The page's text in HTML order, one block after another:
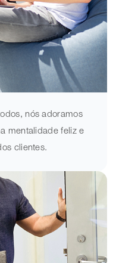
nós adoramos
mentalidade feliz e
clientes.